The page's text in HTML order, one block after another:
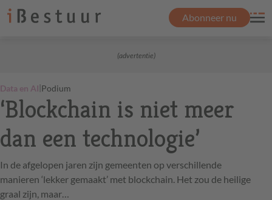
Abonneer nu
(advertentie)
Data en AI|Podium
‘Blockchain is niet meer
dan een technologie’
In de afgelopen jaren zijn gemeenten op verschillende
manieren ‘lekker gemaakt’ met blockchain. Het zou de heilige
graal zijn, maar…